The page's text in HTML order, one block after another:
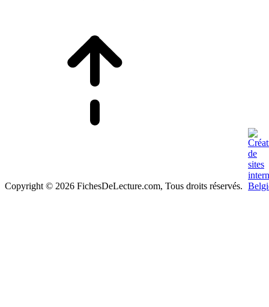
Copyright © 2026 FichesDeLecture.com, Tous droits réservés.